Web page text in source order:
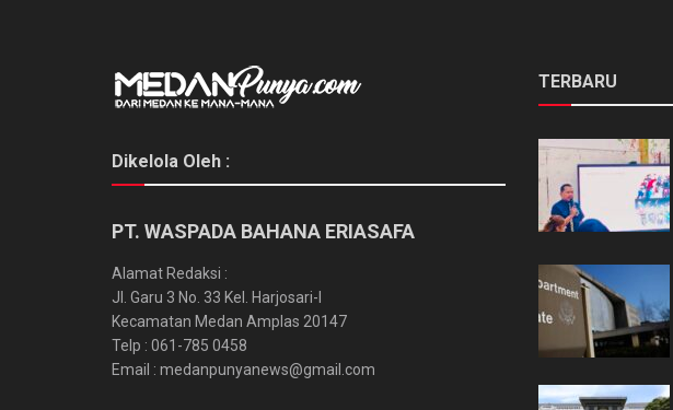
Dikelola Oleh :
PT. WASPADA BAHANA ERIASAFA
Alamat Redaksi :
Jl. Garu 3 No. 33 Kel. Harjosari-I
Kecamatan Medan Amplas 20147
Telp : 061-785 0458
Email : medanpunyanews@gmail.com
TERBARU